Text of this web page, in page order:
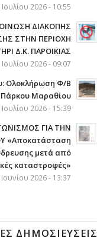
Ιουλίου 2026 - 10:55
ΔΙΑΚΟΠΗΣ
ΣΤΗΝ ΠΕΡΙΟΧΗ
Δ.Κ. ΠΑΡΟΙΚΙΑΣ
Ιουλίου 2026 - 09:07
Ολοκλήρωση Φ/Β
Πάρκου Μαραθίου
Ιουλίου 2026 - 15:39
ΓΙΑ ΤΗΝ
«Αποκατάσταση
μετά από
καταστροφές»
2026 - 13:37
ΔΗΜΟΣΙΕΎΣΕΙΣ